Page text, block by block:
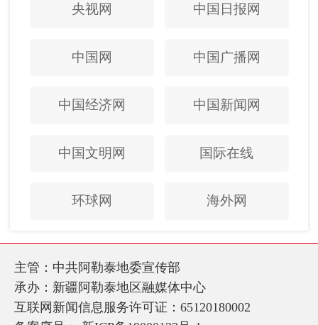
央视网 中国日报网
中国网 中国广播网
中国经济网 中国新闻网
中国文明网 国际在线
环球网 海外网
主管：中共阿勒泰地委宣传部
承办：新疆阿勒泰地区融媒体中心
互联网新闻信息服务许可证：65120180002